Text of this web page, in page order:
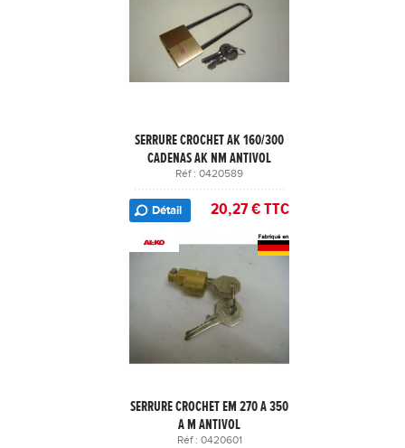
SERRURE CROCHET AK 160/300
CADENAS AK NM ANTIVOL
Réf : 0420589
Détail 20,27 € TTC
SERRURE CROCHET EM 270 A 350
A M ANTIVOL
Réf : 0420601